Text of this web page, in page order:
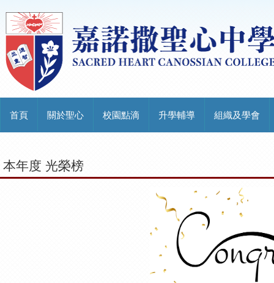
首頁 關於聖心 校園點滴 升學輔導 組織及學會
本年度 光榮榜